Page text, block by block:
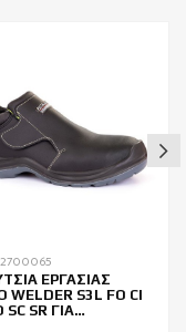
ΕΡΓΑΣΙΑΣ
WELDER S3L FO CI
SC SR ΓΙΑ